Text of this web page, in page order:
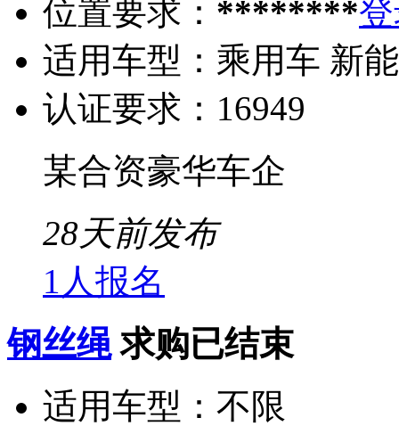
位置要求： ********
适用车型： 乘用车 新
认证要求： 16949
某合资豪华车企
28天前发布
1人报名
钢丝绳 求购已结束
适用车型： 不限